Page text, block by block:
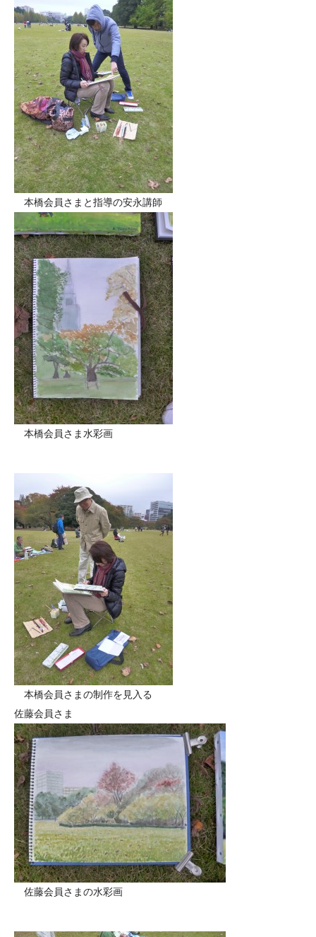
本橋会員さまと指導の安永講師
本橋会員さま水彩画
本橋会員さまの制作を見入る
佐藤会員さま
佐藤会員さまの水彩画